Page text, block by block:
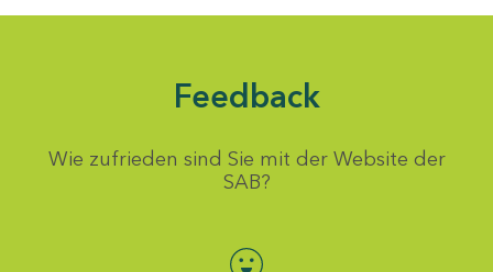
Feedback
Wie zufrieden sind Sie mit der Website der
SAB?
Bewertung auswählen